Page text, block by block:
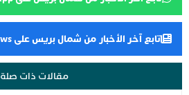
تابع آخر الأخبار من شمال بريس على Google News
مقالات ذات صلة